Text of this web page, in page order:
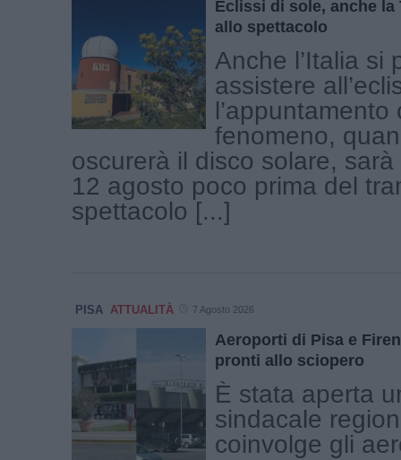
Eclissi di sole, anche la
allo spettacolo
Anche l’Italia si
assistere
l’appuntamento
fenomeno,
oscurerà il disco solare,
12 agosto poco prima del
spettacolo [...]
PISA ATTUALITÀ 7 Agosto 2026
Aeroporti di Pisa e
pronti allo sciopero
È stata aperta
sindacale
coinvolge gli